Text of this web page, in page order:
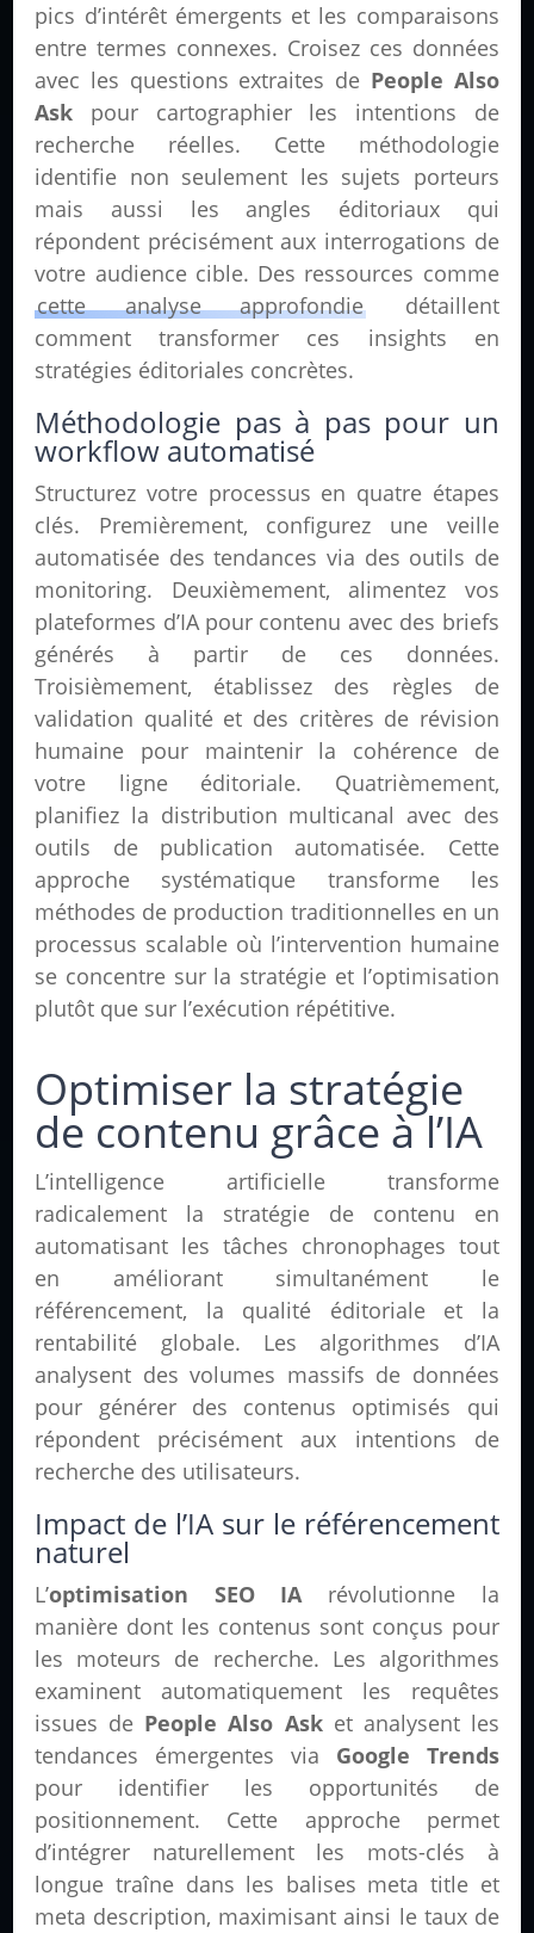
pics d’intérêt émergents et les comparaisons
entre termes connexes. Croisez ces données
avec les questions extraites de People Also
Ask pour cartographier les intentions de
recherche réelles. Cette méthodologie
identifie non seulement les sujets porteurs
mais aussi les angles éditoriaux qui
répondent précisément aux interrogations de
votre audience cible. Des ressources comme
cette analyse approfondiedétaillent
comment transformer ces insights en
stratégies éditoriales concrètes.
Méthodologie pas à pas pour un
workflow automatisé
Structurez votre processus en quatre étapes
clés. Premièrement, configurez une veille
automatisée des tendances via des outils de
monitoring. Deuxièmement, alimentez vos
plateformes d’IA pour contenu avec des briefs
générés à partir de ces données.
Troisièmement, établissez des règles de
validation qualité et des critères de révision
humaine pour maintenir la cohérence de
votre ligne éditoriale. Quatrièmement,
planifiez la distribution multicanal avec des
outils de publication automatisée. Cette
approche systématique transforme les
méthodes de production traditionnelles en un
processus scalable où l’intervention humaine
se concentre sur la stratégie et l’optimisation
plutôt que sur l’exécution répétitive.
Optimiser la stratégie
de contenu grâce à l’IA
L’intelligence artificielle transforme
radicalement la stratégie de contenu en
automatisant les tâches chronophages tout
en améliorant simultanément le
référencement, la qualité éditoriale et la
rentabilité globale. Les algorithmes d’IA
analysent des volumes massifs de données
pour générer des contenus optimisés qui
répondent précisément aux intentions de
recherche des utilisateurs.
Impact de l’IA sur le référencement
naturel
L’optimisation SEO IArévolutionne la
manière dont les contenus sont conçus pour
les moteurs de recherche. Les algorithmes
examinent automatiquement les requêtes
issues de People Also Asket analysent les
tendances émergentes via Google Trends
pour identifier les opportunités de
positionnement. Cette approche permet
d’intégrer naturellement les mots-clés à
longue traîne dans les balises meta title et
meta description, maximisant ainsi le taux de